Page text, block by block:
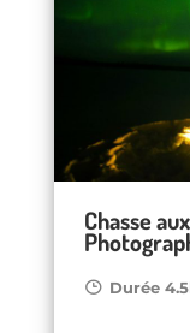
Chasse
Durée